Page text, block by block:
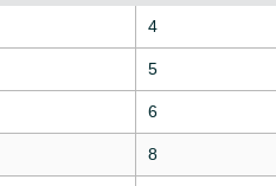
4
5
6
8